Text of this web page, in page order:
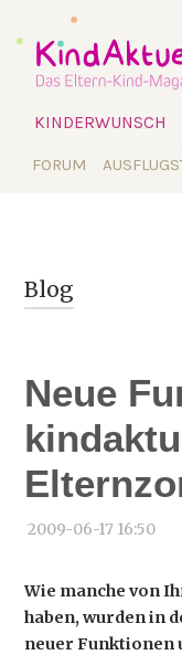
überspringen
KINDERWUNSCH
Navigation
FORUM
Blog
Neue
2009-06-17 16:50
Wie manche von
haben, wurden in
neuer Funktionen